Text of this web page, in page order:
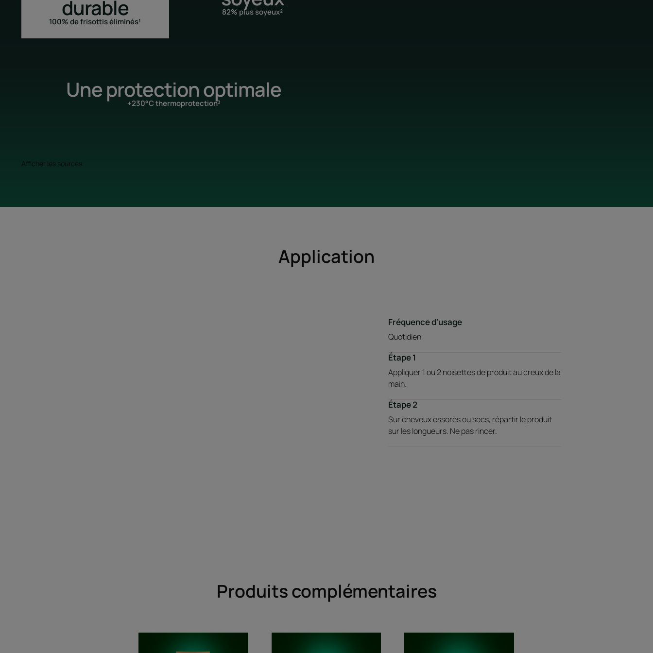
durable
100% de frisottis éliminés¹
82% plus soyeux²
Une protection optimale
+230°C thermoprotection³
Afficher les sources
Application
Fréquence d’usage
Quotidien
Étape 1
Appliquer 1 ou 2 noisettes de produit au creux de la
main.
Étape 2
Sur cheveux essorés ou secs, répartir le produit
sur les longueurs. Ne pas rincer.
Produits complémentaires
disciplinant